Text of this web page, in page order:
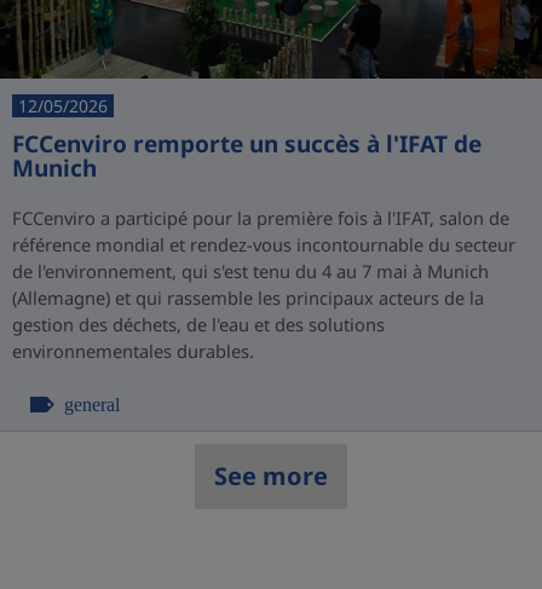
12/05/2026
FCCenviro remporte un succès à l'IFAT de
Munich
FCCenviro a participé pour la première fois à l'IFAT, salon de
référence mondial et rendez-vous incontournable du secteur
de l'environnement, qui s'est tenu du 4 au 7 mai à Munich
(Allemagne) et qui rassemble les principaux acteurs de la
gestion des déchets, de l'eau et des solutions
environnementales durables.
general
See more